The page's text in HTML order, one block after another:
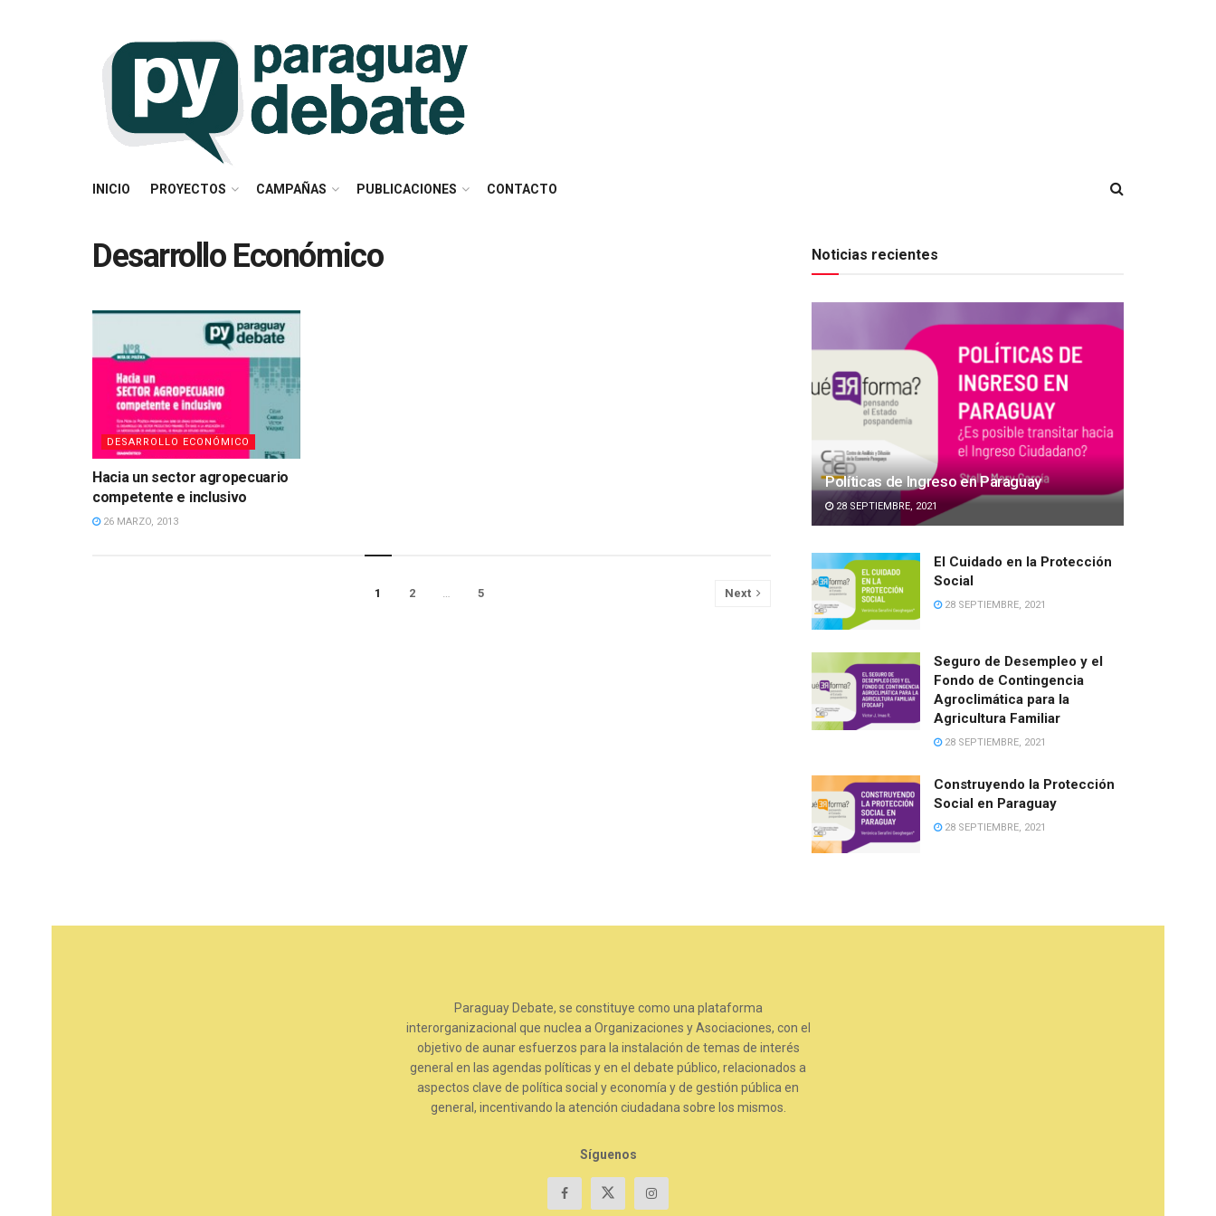
INICIO PROYECTOS CAMPAÑAS PUBLICACIONES CONTACTO
Desarrollo Económico
DESARROLLO ECONÓMICO
Hacia un sector agropecuario
competente e inclusivo
26 MARZO, 2013
1 2 … 5 Next
Noticias recientes
Políticas de Ingreso en Paraguay
28 SEPTIEMBRE, 2021
El Cuidado en la Protección
Social
28 SEPTIEMBRE, 2021
Seguro de Desempleo y el
Fondo de Contingencia
Agroclimática para la
Agricultura Familiar
28 SEPTIEMBRE, 2021
Construyendo la Protección
Social en Paraguay
28 SEPTIEMBRE, 2021
Paraguay Debate, se constituye como una plataforma
interorganizacional que nuclea a Organizaciones y Asociaciones, con el
objetivo de aunar esfuerzos para la instalación de temas de interés
general en las agendas políticas y en el debate público, relacionados a
aspectos clave de política social y economía y de gestión pública en
general, incentivando la atención ciudadana sobre los mismos.
Síguenos